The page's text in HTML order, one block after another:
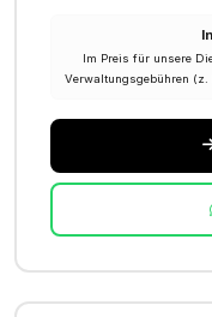
Im Preis für unsere
Verwaltungsgebühren